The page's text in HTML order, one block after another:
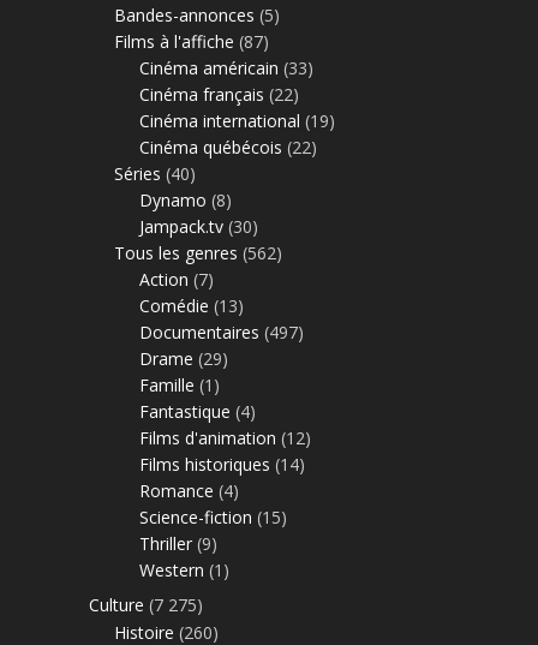
Bandes-annonces (5)
Films à l'affiche (87)
Cinéma américain (33)
Cinéma français (22)
Cinéma international (19)
Cinéma québécois (22)
Séries (40)
Dynamo (8)
Jampack.tv (30)
Tous les genres (562)
Action (7)
Comédie (13)
Documentaires (497)
Drame (29)
Famille (1)
Fantastique (4)
Films d'animation (12)
Films historiques (14)
Romance (4)
Science-fiction (15)
Thriller (9)
Western (1)
Culture (7 275)
Histoire (260)